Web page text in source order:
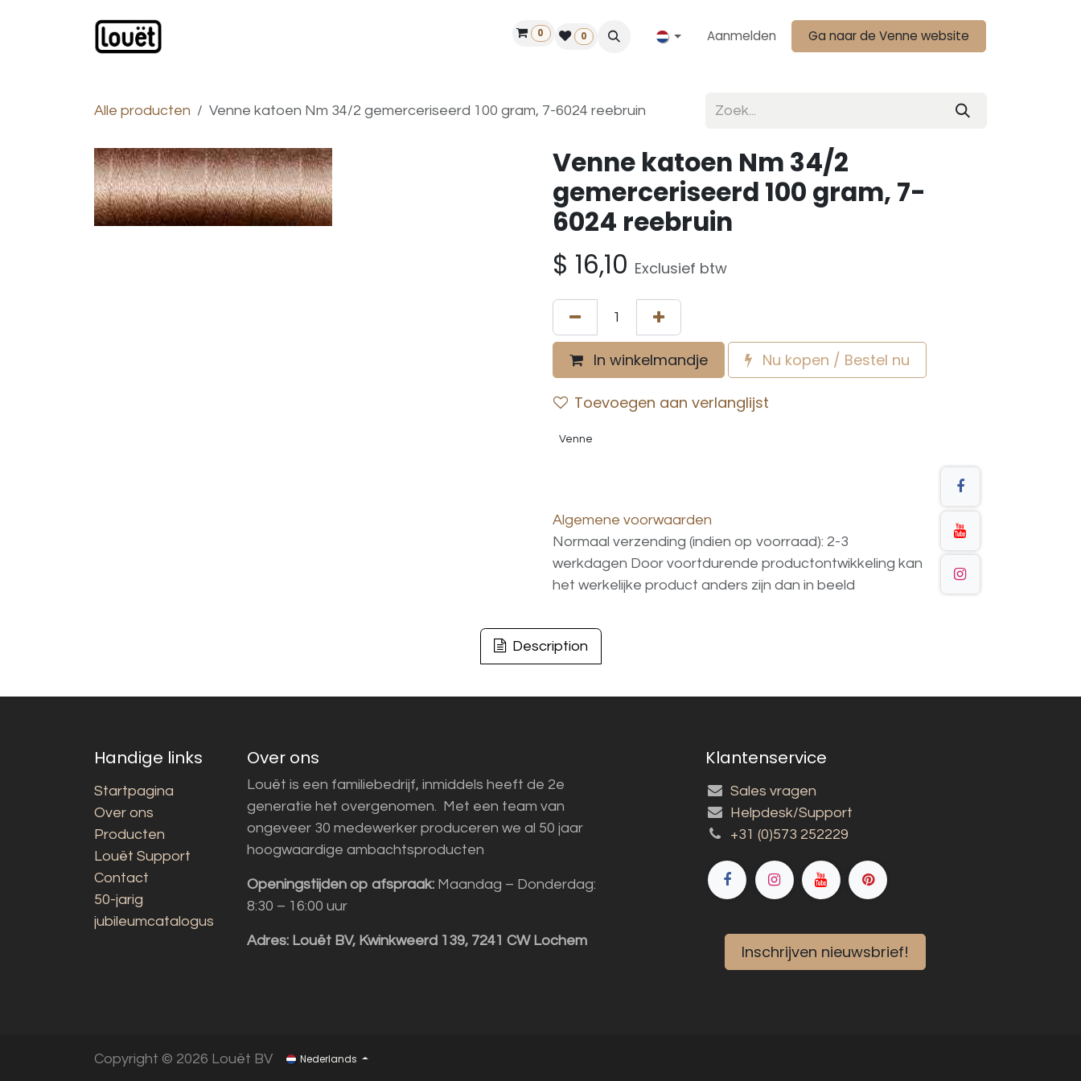
Vind een dealer
0 0 Aanmelden Ga naar de Venne website
Alle producten Venne katoen Nm 34/2 gemerceriseerd 100 gram, 7-6024 reebruin
Venne katoen Nm 34/2
gemerceriseerd 100 gram, 7-
6024 reebruin
$ 16,10 Exclusief btw
In winkelmandje Nu kopen / Bestel nu
Toevoegen aan verlanglijst
Venne
Algemene voorwaarden
Normaal verzending (indien op voorraad): 2-3
werkdagen Door voortdurende productontwikkeling kan
het werkelijke product anders zijn dan in beeld
Description
Handige links
Startpagina
Over ons
Producten
Louët Support
Contact
50-jarig
jubileumcatalogus
Over ons
Louët is een familiebedrijf, inmiddels heeft de 2e
generatie het overgenomen. Met een team van
ongeveer 30 medewerker produceren we al 50 jaar
hoogwaardige ambachtsproducten
Openingstijden op afspraak: Maandag – Donderdag:
8:30 – 16:00 uur
Adres: Louët BV, Kwinkweerd 139, 7241 CW Lochem
Klantenservice
Sales vragen
Helpdesk/Support
+31 (0)573 252229
Inschrijven nieuwsbrief!
Copyright © 2026 Louët BV Nederlands